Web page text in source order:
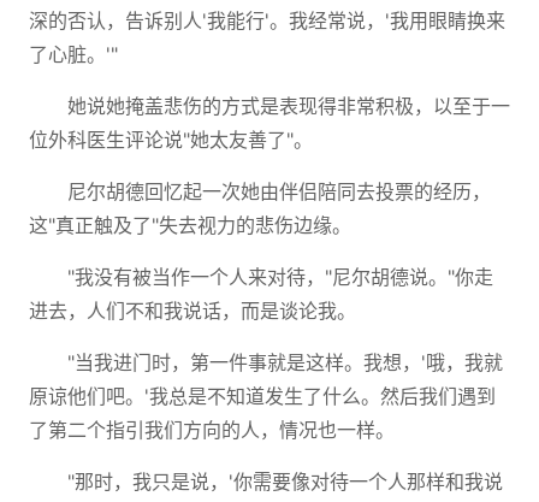
深的否认，告诉别人'我能行'。我经常说，'我用眼睛换来
了心脏。'"
她说她掩盖悲伤的方式是表现得非常积极，以至于一
位外科医生评论说"她太友善了"。
尼尔胡德回忆起一次她由伴侣陪同去投票的经历，
这"真正触及了"失去视力的悲伤边缘。
"我没有被当作一个人来对待，"尼尔胡德说。"你走
进去，人们不和我说话，而是谈论我。
"当我进门时，第一件事就是这样。我想，'哦，我就
原谅他们吧。'我总是不知道发生了什么。然后我们遇到
了第二个指引我们方向的人，情况也一样。
"那时，我只是说，'你需要像对待一个人那样和我说